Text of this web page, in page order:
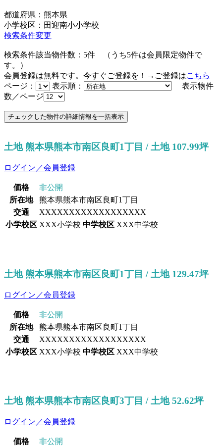
都道府県：熊本県
小学校区：田迎南小小学校
検索条件変更
検索条件該当物件数： 5件 （うち5件は会員限定物件で
す。）
会員登録は無料です。今すぐご登録を！→ご登録はこちら
ページ：
表示順：
表示物件
数／ページ
土地 熊本県熊本市南区良町1丁目 / 土地 107.99坪
ログイン／会員登録
価格
非公開
所在地
熊本県熊本市南区良町1丁目
交通
XXXXXXXXXXXXXXXXXX
小学校区 XXX小学校 中学校区 XXX中学校
土地 熊本県熊本市南区良町1丁目 / 土地 129.47坪
ログイン／会員登録
価格
非公開
所在地
熊本県熊本市南区良町1丁目
交通
XXXXXXXXXXXXXXXXXX
小学校区 XXX小学校 中学校区 XXX中学校
土地 熊本県熊本市南区良町3丁目 / 土地 52.62坪
ログイン／会員登録
価格
非公開